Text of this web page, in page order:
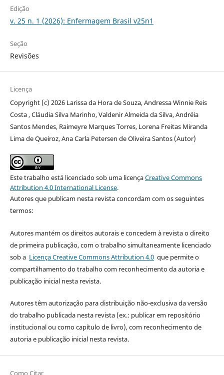
Edição
v. 25 n. 1 (2026): Enfermagem Brasil v25n1
Seção
Revisões
Licença
Copyright (c) 2026 Larissa da Hora de Souza, Andressa Winnie Reis
Costa , Cláudia Silva Marinho, Valdenir Almeida da Silva, Andréia
Santos Mendes, Raimeyre Marques Torres, Lorena Freitas Miranda
Lima de Queiroz, Ana Carla Petersen de Oliveira Santos (Autor)
Este trabalho está licenciado sob uma licençaCreative Commons
Attribution 4.0 International License.
Autores que publicam nesta revista concordam com os seguintes
termos:
Autores mantém os direitos autorais e concedem à revista o direito
de primeira publicação, com o trabalho simultaneamente licenciado
sob a Licença Creative Commons Attribution 4.0que permite o
compartilhamento do trabalho com reconhecimento da autoria e
publicação inicial nesta revista.
Autores têm autorização para distribuição não-exclusiva da versão
do trabalho publicada nesta revista (ex.: publicar em repositório
institucional ou como capí­tulo de livro), com reconhecimento de
autoria e publicação inicial nesta revista.
Como Citar